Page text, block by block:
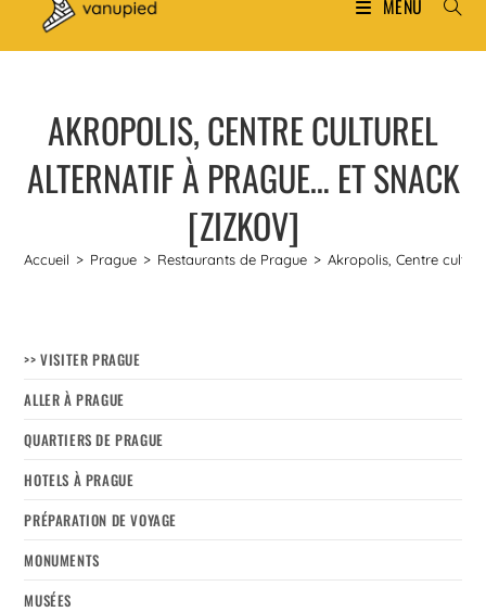
MENU
AKROPOLIS, CENTRE CULTUREL
ALTERNATIF À PRAGUE… ET SNACK
[ZIZKOV]
Accueil > Prague > Restaurants de Prague > Akropolis, Centre
>> VISITER PRAGUE
ALLER À PRAGUE
QUARTIERS DE PRAGUE
HOTELS À PRAGUE
PRÉPARATION DE VOYAGE
MONUMENTS
MUSÉES